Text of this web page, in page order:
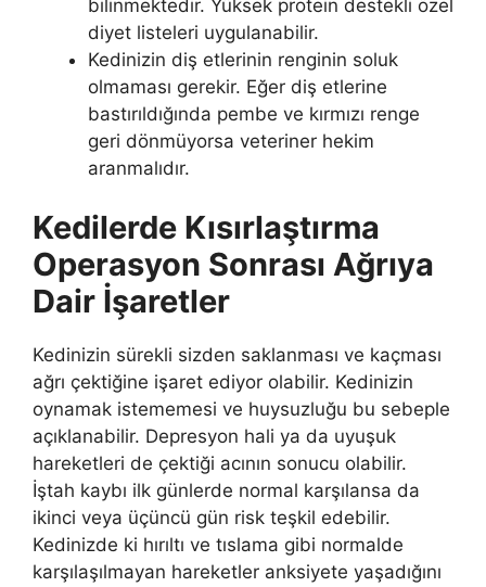
bilinmektedir. Yüksek protein destekli özel
diyet listeleri uygulanabilir.
Kedinizin diş etlerinin renginin soluk
olmaması gerekir. Eğer diş etlerine
bastırıldığında pembe ve kırmızı renge
geri dönmüyorsa veteriner hekim
aranmalıdır.
Kedilerde Kısırlaştırma
Operasyon Sonrası Ağrıya
Dair İşaretler
Kedinizin sürekli sizden saklanması ve kaçması
ağrı çektiğine işaret ediyor olabilir. Kedinizin
oynamak istememesi ve huysuzluğu bu sebeple
açıklanabilir. Depresyon hali ya da uyuşuk
hareketleri de çektiği acının sonucu olabilir.
İştah kaybı ilk günlerde normal karşılansa da
ikinci veya üçüncü gün risk teşkil edebilir.
Kedinizde ki hırıltı ve tıslama gibi normalde
karşılaşılmayan hareketler anksiyete yaşadığını